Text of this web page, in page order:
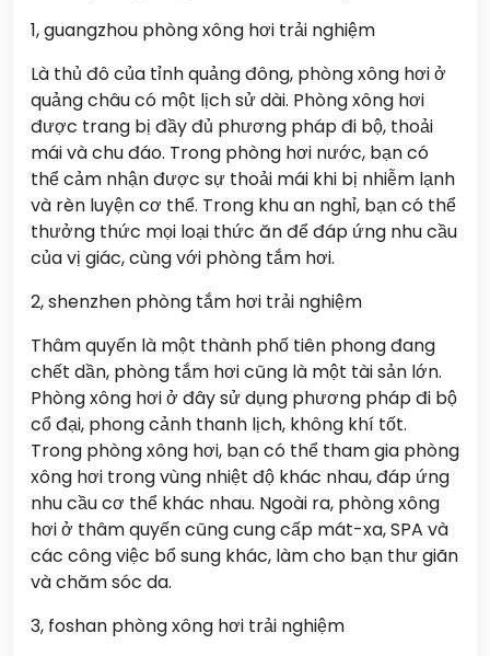
1, guangzhou phòng xông hơi trải nghiệm
Là thủ đô của tỉnh quảng đông, phòng xông hơi ở
quảng châu có một lịch sử dài. Phòng xông hơi
được trang bị đầy đủ phương pháp đi bộ, thoải
mái và chu đáo. Trong phòng hơi nước, bạn có
thể cảm nhận được sự thoải mái khi bị nhiễm lạnh
và rèn luyện cơ thể. Trong khu an nghỉ, bạn có thể
thưởng thức mọi loại thức ăn để đáp ứng nhu cầu
của vị giác, cùng với phòng tắm hơi.
2, shenzhen phòng tắm hơi trải nghiệm
Thâm quyến là một thành phố tiên phong đang
chết dần, phòng tắm hơi cũng là một tài sản lớn.
Phòng xông hơi ở đây sử dụng phương pháp đi bộ
cổ đại, phong cảnh thanh lịch, không khí tốt.
Trong phòng xông hơi, bạn có thể tham gia phòng
xông hơi trong vùng nhiệt độ khác nhau, đáp ứng
nhu cầu cơ thể khác nhau. Ngoài ra, phòng xông
hơi ở thâm quyến cũng cung cấp mát-xa, SPA và
các công việc bổ sung khác, làm cho bạn thư giãn
và chăm sóc da.
3, foshan phòng xông hơi trải nghiệm